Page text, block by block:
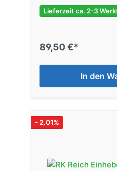
Lieferzeit ca. 2-3
89,50 €*
In den
- 2.01%